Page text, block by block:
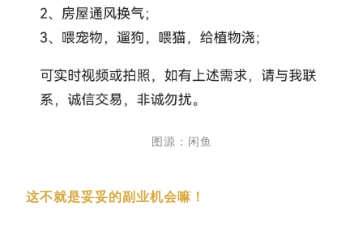
图源：闲鱼
这不就是妥妥的副业机会嘛！